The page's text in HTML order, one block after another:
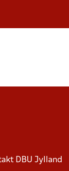
DBU Jylland